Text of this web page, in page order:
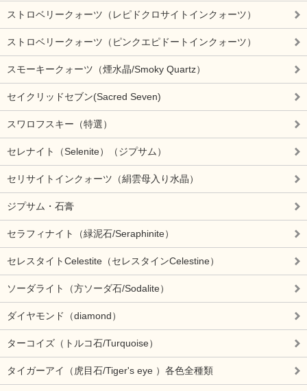
ストロベリークォーツ（レピドクロサイトインクォーツ）
ストロベリークォーツ（ピンクエピドートインクォーツ）
スモーキークォーツ（煙水晶/Smoky Quartz）
セイクリッドセブン(Sacred Seven)
スワロフスキー（特選）
セレナイト（Selenite）（ジプサム）
セリサイトインクォーツ（絹雲母入り水晶）
ジプサム・石膏
セラフィナイト（緑泥石/Seraphinite）
セレスタイトCelestite（セレスタインCelestine）
ソーダライト（方ソーダ石/Sodalite）
ダイヤモンド（diamond）
ターコイズ（トルコ石/Turquoise）
タイガーアイ（虎目石/Tiger's eye ）各色全種類